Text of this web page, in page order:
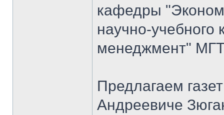
кафедры
научно-
менеджмент"
Предлагаем
Андреевиче